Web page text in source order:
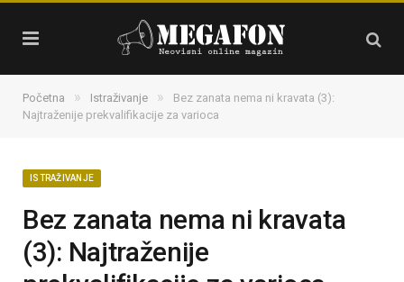
Početna » Istraživanje »
Bez zanata nema ni kravata (3):
Najtraženije prekvalifikacije za varioca
ISTRAŽIVANJE
Bez zanata nema ni kravata
(3): Najtraženije